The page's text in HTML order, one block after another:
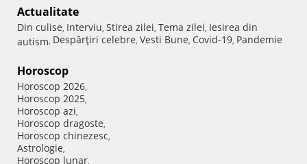
Actualitate
Din culise, Interviu, Stirea zilei, Tema zilei, Iesirea din
autism, Despărţiri celebre, Vesti Bune, Covid-19, Pandemie
Horoscop
Horoscop 2026,
Horoscop 2025,
Horoscop azi,
Horoscop dragoste,
Horoscop chinezesc,
Astrologie,
Horoscop lunar,